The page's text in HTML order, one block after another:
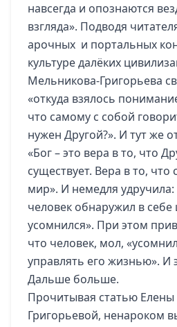
навсегда и опознаются
взгляда». Подводя
арочных и портальных
культуре далёких
Мельникова-Григорьева
«откуда взялось
что самому с собой
нужен Другой?». И тут же
«Бог – это вера в то, что
существует. Вера в то, что
мир». И немедля удручила:
человек обнаружил в себе
усомнился». При этом
что человек, мол,
управлять его жизнью». И
Дальше больше.
Прочитывая статью
Григорьевой, ненароком